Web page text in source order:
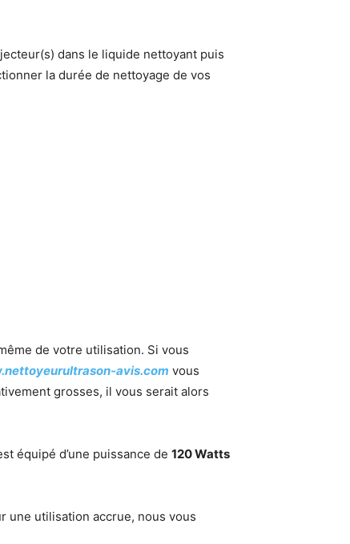
dans le liquide nettoyant puis
la durée de nettoyage de vos
de votre utilisation. Si vous
avis.com vous
grosses, il vous serait alors
équipé d’une puissance de 120 Watts
une utilisation accrue, nous vous